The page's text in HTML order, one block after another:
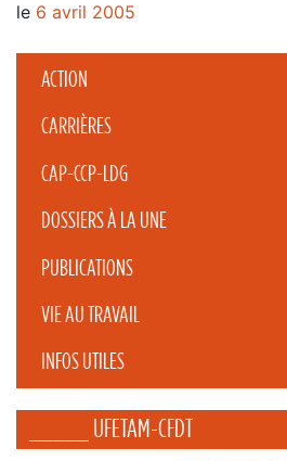
ACTION
CARRIÈRES
CAP-CCP-LDG
DOSSIERS À LA UNE
PUBLICATIONS
VIE AU TRAVAIL
INFOS UTILES
_____ UFETAM-CFDT
le 6 avril 2005